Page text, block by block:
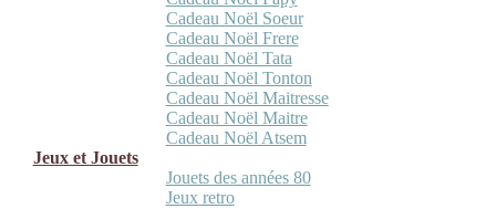
Cadeau Noël Soeur
Cadeau Noël Frere
Cadeau Noël Tata
Cadeau Noël Tonton
Cadeau Noël Maitresse
Cadeau Noël Maitre
Cadeau Noël Atsem
Jeux et Jouets
Jouets des années 80
Jeux retro